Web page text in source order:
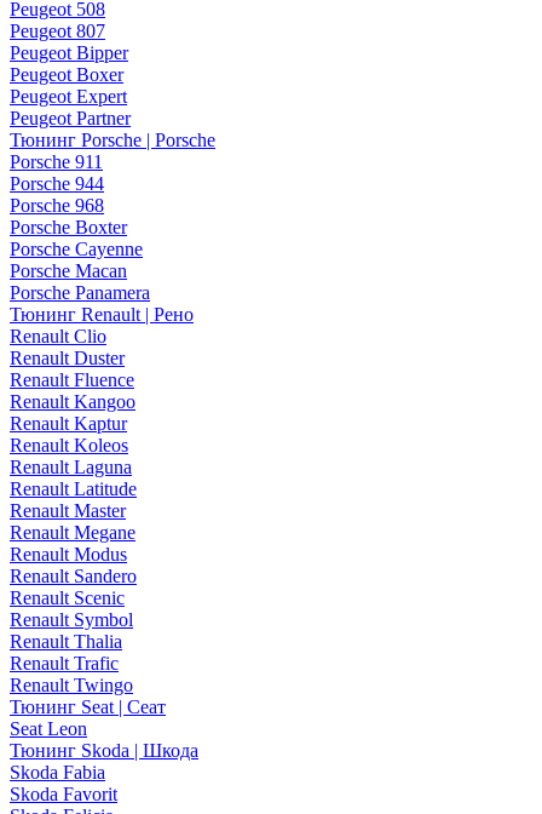
Peugeot 508
Peugeot 807
Peugeot Bipper
Peugeot Boxer
Peugeot Expert
Peugeot Partner
Тюнинг Porsche | Porsche
Porsche 911
Porsche 944
Porsche 968
Porsche Boxter
Porsche Cayenne
Porsche Macan
Porsche Panamera
Тюнинг Renault | Рено
Renault Clio
Renault Duster
Renault Fluence
Renault Kangoo
Renault Kaptur
Renault Koleos
Renault Laguna
Renault Latitude
Renault Master
Renault Megane
Renault Modus
Renault Sandero
Renault Scenic
Renault Symbol
Renault Thalia
Renault Trafic
Renault Twingo
Тюнинг Seat | Сеат
Seat Leon
Тюнинг Skoda | Шкода
Skoda Fabia
Skoda Favorit